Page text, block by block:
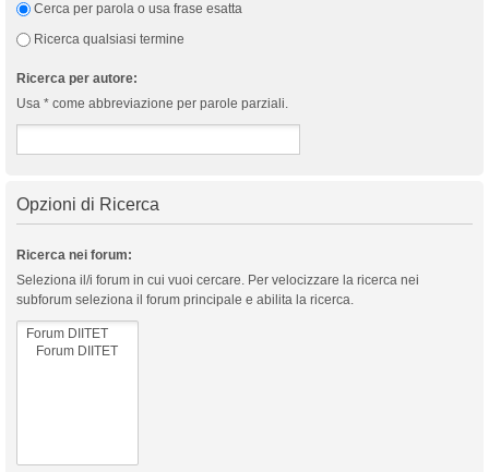
Cerca per parola o usa frase esatta
Ricerca qualsiasi termine
Ricerca per autore:
Usa * come abbreviazione per parole parziali.
Opzioni di Ricerca
Ricerca nei forum:
Seleziona il/i forum in cui vuoi cercare. Per velocizzare la ricerca nei
subforum seleziona il forum principale e abilita la ricerca.